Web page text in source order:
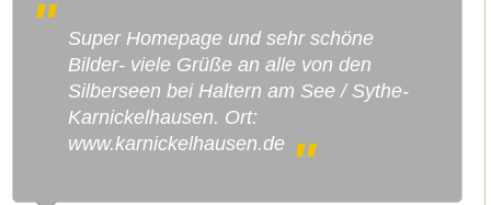
Super Homepage und sehr schöne
Bilder- viele Grüße an alle von den
Silberseen bei Haltern am See / Sythe-
Karnickelhausen. Ort:
www.karnickelhausen.de